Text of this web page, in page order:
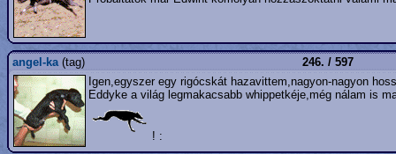
angel-ka(tag)
246. / 597
Igen,egyszer egy rigócskát hazavittem,nagyon-nagyon
Eddyke a világ legmakacsabb whippetkéje,még nálam is
! :